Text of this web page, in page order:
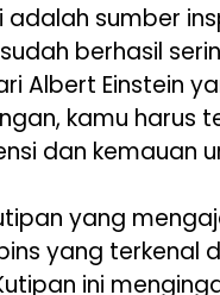
sumber
berhasil
Albert Einstein
kamu harus
dan kemauan
yang
yang terkenal
ini